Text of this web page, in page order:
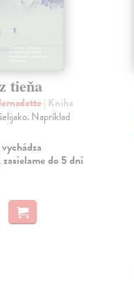
tieňa
| Kniha
Napríklad
do 5 dní